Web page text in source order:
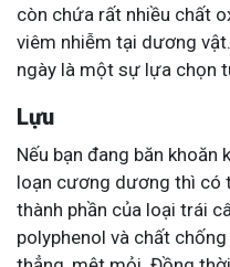
còn chứa rất nhiều chất
viêm nhiễm tại dương
ngày là một sự lựa chọn
Lựu
Nếu bạn đang băn
loạn cương dương thì có
thành phần của loại trái
polyphenol và chất